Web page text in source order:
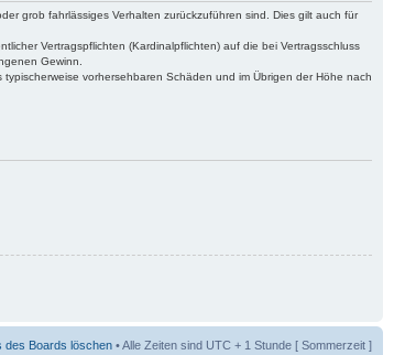
grob fahrlässiges Verhalten zurückzuführen sind. Dies gilt auch für
Vertragspflichten (Kardinalpflichten) auf die bei Vertragsschluss
Gewinn.
vorhersehbaren Schäden und im Übrigen der Höhe nach
des Boards löschen • Alle Zeiten sind UTC + 1 Stunde [ Sommerzeit ]